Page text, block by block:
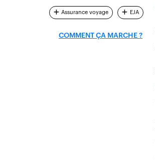
Assurance voyage EJA
COMMENT ÇA MARCHE ?